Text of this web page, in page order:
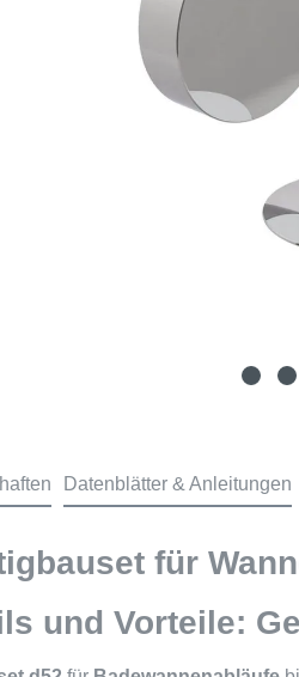
Datenblätter & Anleitungen
für
und Vorteile: